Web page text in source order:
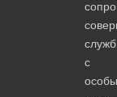
служб
с